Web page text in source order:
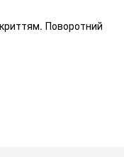
Поворотний